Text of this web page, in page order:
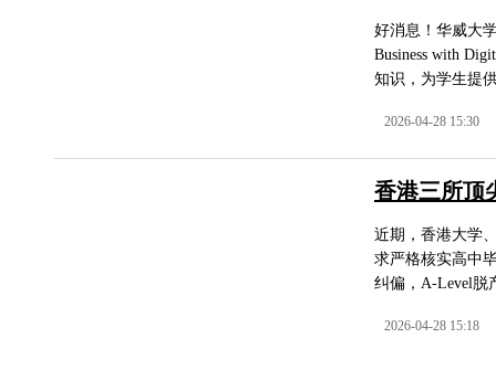
好消息！华威大
Business with
知识，为学生提
2026-04-28 15:30
香港三所顶
近期，香港大学
求严格核实高中
纠偏，A-Level脱
2026-04-28 15:18